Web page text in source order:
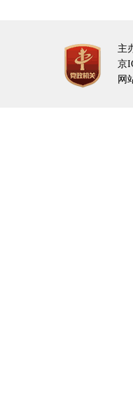
主
京
网